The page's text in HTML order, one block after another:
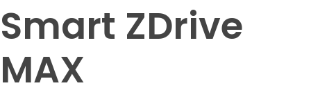
Smart ZDrive
MAX